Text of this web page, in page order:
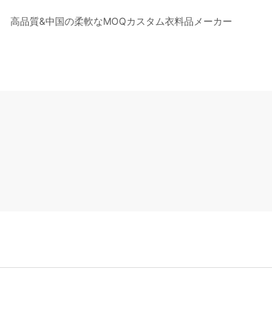
高品質&中国の柔軟なMOQカスタム衣料品メーカー